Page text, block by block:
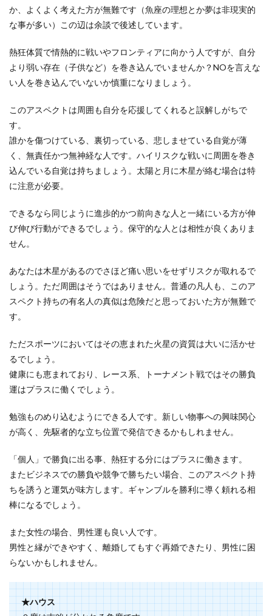
か、よくよく考えた方が無難です（魚座の理想とか夢は非現実的
な事が多い）この辺は余談で後述しています。
熱狂体質で情熱的に戦いやフロンティアに向かう人ですが、自分
より弱い存在（子供など）を巻き込んでいませんか？NOを言えな
い人を巻き込んでいないか慎重になりましょう。
このアスペクトは周囲も自分を応援してくれると誤解しがちで
す。
誰かを傷つけている、裏切っている、悲しませている自覚が薄
く、無責任かつ無神経な人です。ハイリスクな戦いに周囲を巻き
込んでいる自覚は持ちましょう。太陽と月に木星が絡む場合は特
に注意が必要。
できるなら同じように進歩的かつ前向きな人と一緒にいる方が伸
び伸び行動ができるでしょう。保守的な人とは相性が良くありま
せん。
あなたは木星があるのでさほど痛い思いをせずリスクが取れるで
しょう。ただ周囲はそうではありません。普通の凡人も、このア
スペクト持ちの有名人の真似は危険だと思っておいた方が無難で
す。
ただスポーツにおいてはその恵まれた火星の資質は大いに活かせ
るでしょう。
健康にも恵まれており、レース系、トーナメント戦ではその勝負
運はプラスに働くでしょう。
勉強ものめり込むようにできる人です。新しい物事への興味関心
が高く、先駆者的な立ち位置で発信できるかもしれません。
「個人」で勝負に出る事、熱狂する分にはプラスに働きます。
またビジネスでの勝負や競争で勝ちたい場合、このアスペクト持
ちを誘うと運気が味方します。ギャンブルを勝利に導く頼れる相
棒になるでしょう。
また女性の場合、男性運も良い人です。
男性と縁ができやすく、離婚してもすぐ再婚できたり、男性に困
らないかもしれません。
★ハウス